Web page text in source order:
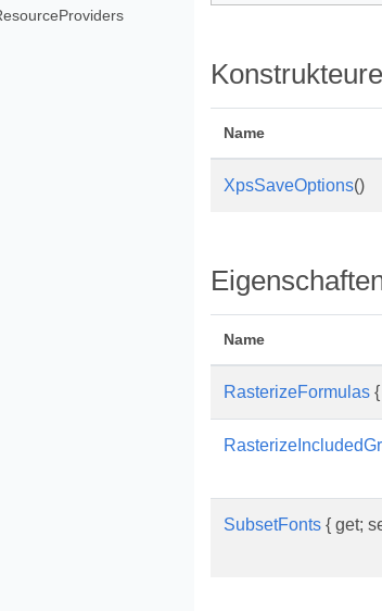
Konstrukteure
Name
XpsSaveOptions()
Name
RasterizeFormulas
SubsetFonts { get;